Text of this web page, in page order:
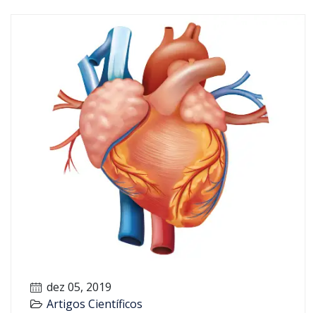
dez 05, 2019
Artigos Científicos